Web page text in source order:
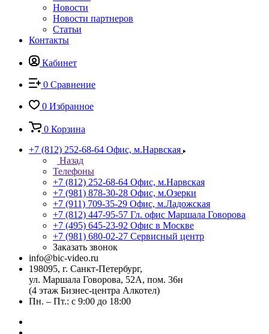
Новости
Новости партнеров
Статьи
Контакты
Кабинет
0 Сравнение
0 Избранное
0 Корзина
+7 (812) 252-68-64 Офис, м.Нарвская
Назад
Телефоны
+7 (812) 252-68-64 Офис, м.Нарвская
+7 (981) 878-30-28 Офис, м.Озерки
+7 (911) 709-35-29 Офис, м.Ладожская
+7 (812) 447-95-57 Гл. офис Маршала Говорова
+7 (495) 645-23-92 Офис в Москве
+7 (981) 680-02-27 Сервисный центр
Заказать звонок
info@bic-video.ru
198095, г. Санкт-Петербург,
ул. Маршала Говорова, 52А, пом. 36н
(4 этаж Бизнес-центра Алкотел)
Пн. – Пт.: с 9:00 до 18:00